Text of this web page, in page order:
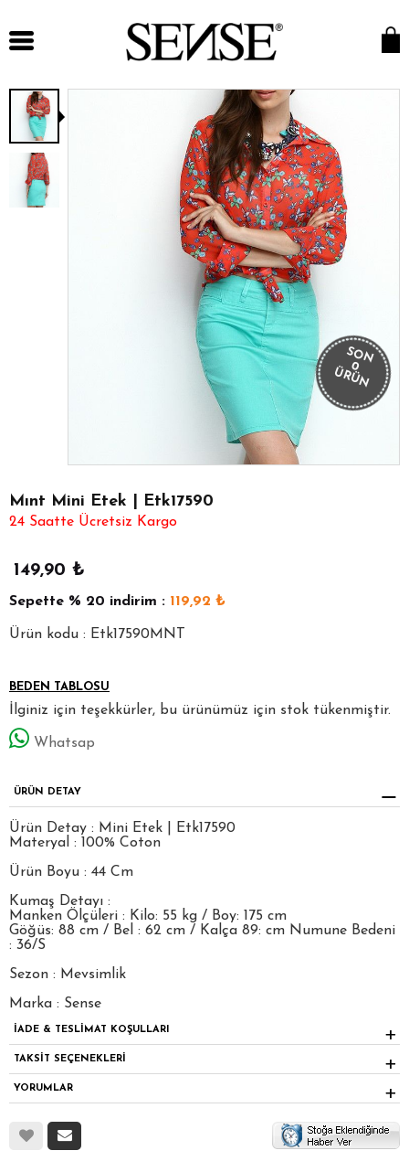
SON
0
ÜRÜN
Mınt Mini Etek | Etk17590
24 Saatte Ücretsiz Kargo
149,90 ₺
Sepette % 20 indirim : 119,92 ₺
Ürün kodu : Etk17590MNT
BEDEN TABLOSU
İlginiz için teşekkürler, bu ürünümüz için stok tükenmiştir.
Whatsap
ÜRÜN DETAY
Ürün Detay : Mini Etek | Etk17590
Materyal : 100% Coton
Ürün Boyu : 44 Cm
Kumaş Detayı :
Manken Ölçüleri : Kilo: 55 kg / Boy: 175 cm
Göğüs: 88 cm / Bel : 62 cm / Kalça 89: cm Numune Bedeni
: 36/S
Sezon : Mevsimlik
Marka : Sense
İADE & TESLİMAT KOŞULLARI
TAKSİT SEÇENEKLERİ
YORUMLAR